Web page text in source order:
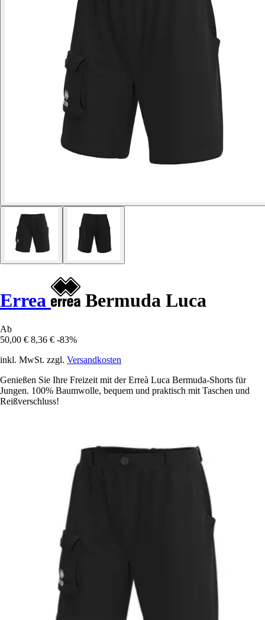
Errea Bermuda Luca
Ab
50,00 € 8,36 € -83%
inkl. MwSt. zzgl. Versandkosten
Genießen Sie Ihre Freizeit mit der Erreà Luca Bermuda-Shorts für
Jungen. 100% Baumwolle, bequem und praktisch mit Taschen und
Reißverschluss!